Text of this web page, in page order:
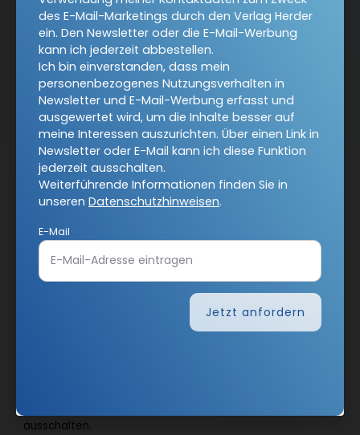
kundenservice@herder.de
Abo online kündigen
Folgen Sie uns: Facebook
Twitter
COMMUNIO-Newsletter
Ja, ich möchte den kostenlosen COMMUNIO-Newsletter
abonnieren und willige in die Verwendung meiner
Kontaktdaten zum Zweck des E-Mail-Marketings durch
den Verlag Herder ein. Den Newsletter oder die E-Mail-
Werbung kann ich jederzeit abbestellen.
ausschalten.
des E-Mail-Marketings durch den Verlag Herder
ein. Den Newsletter oder die E-Mail-Werbung
kann ich jederzeit abbestellen.
Ich bin einverstanden, dass mein
personenbezogenes Nutzungsverhalten in
Newsletter und E-Mail-Werbung erfasst und
ausgewertet wird, um die Inhalte besser auf
meine Interessen auszurichten. Über einen Link in
Newsletter oder E-Mail kann ich diese Funktion
jederzeit ausschalten.
Weiterführende Informationen finden Sie in
unseren Datenschutzhinweisen.
E-Mail
Jetzt anfordern